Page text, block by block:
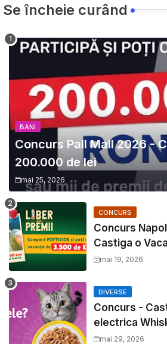
Se încheie curând
BANI
Concurs Pall Mall 2026 -
200.000 de lei
mai 25, 2026
CONCURS
Concurs
Castiga o
3500 Euro
mai 19, 2026
DIVERSE
Concurs -
electrica
mai 29, 2026